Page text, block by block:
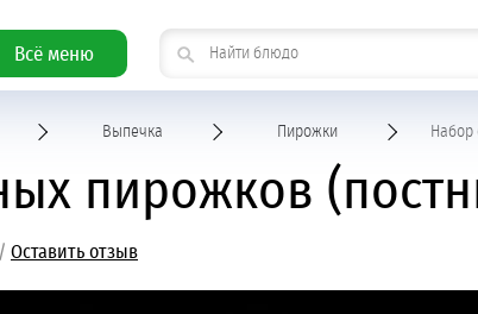
Всё меню
Выпечка Пирожки Набор
пирожков
/ Оставить отзыв